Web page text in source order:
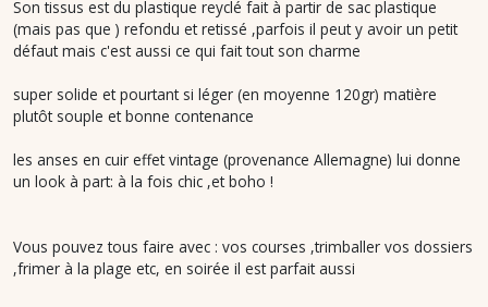
Son tissus est du plastique reyclé fait à partir de sac plastique
(mais pas que ) refondu et retissé ,parfois il peut y avoir un petit
défaut mais c'est aussi ce qui fait tout son charme
super solide et pourtant si léger (en moyenne 120gr) matière
plutôt souple et bonne contenance
les anses en cuir effet vintage (provenance Allemagne) lui donne
un look à part: à la fois chic ,et boho !
Vous pouvez tous faire avec : vos courses ,trimballer vos dossiers
,frimer à la plage etc, en soirée il est parfait aussi